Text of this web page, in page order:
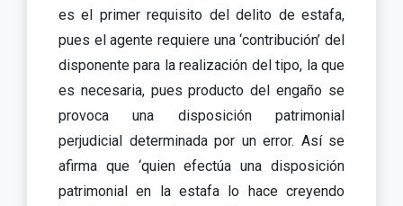
es el primer requisito del delito de estafa,
pues el agente requiere una ‘contribución’ del
disponente para la realización del tipo, la que
es necesaria, pues producto del engaño se
provoca una disposición patrimonial
perjudicial determinada por un error. Así se
afirma que ‘quien efectúa una disposición
patrimonial en la estafa lo hace creyendo